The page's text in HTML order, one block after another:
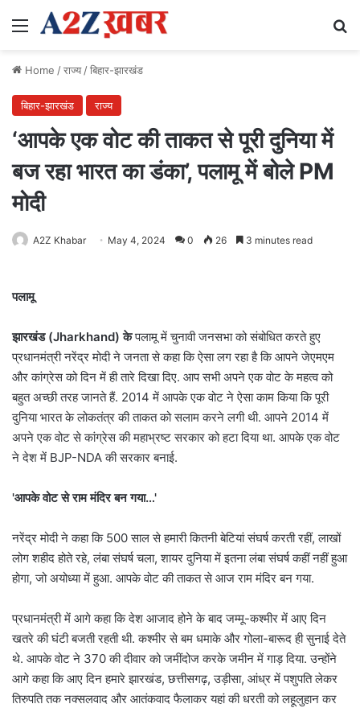
Menu
Home /राज्य/बिहार-झारखंड
बिहार-झारखंड राज्य
‘आपके एक वोट की ताकत से पूरी दुनिया में
बज रहा भारत का डंका’, पलामू में बोले PM
मोदी
A2Z Khabar May 4, 2024 0 26 3 minutes read
पलामू
झारखंड (Jharkhand) केपलामू में चुनावी जनसभा को संबोधित करते हुए
प्रधानमंत्री नरेंद्र मोदी ने जनता से कहा कि ऐसा लग रहा है कि आपने जेएमएम
और कांग्रेस को दिन में ही तारे दिखा दिए. आप सभी अपने एक वोट के महत्व को
बहुत अच्छी तरह जानते हैं. 2014 में आपके एक वोट ने ऐसा काम किया कि पूरी
दुनिया भारत के लोकतंत्र की ताकत को सलाम करने लगी थी. आपने 2014 में
अपने एक वोट से कांग्रेस की महाभ्रष्ट सरकार को हटा दिया था. आपके एक वोट
ने देश में BJP-NDA की सरकार बनाई.
'आपके वोट से राम मंदिर बन गया…'
नरेंद्र मोदी ने कहा कि 500 साल से हमारी कितनी बेटियां संघर्ष करती रहीं, लाखों
लोग शहीद होते रहे, लंबा संघर्ष चला, शायर दुनिया में इतना लंबा संघर्ष कहीं नहीं हुआ
होगा, जो अयोध्या में हुआ. आपके वोट की ताकत से आज राम मंदिर बन गया.
प्रधानमंत्री में आगे कहा कि देश आजाद होने के बाद जम्मू-कश्मीर में आए दिन
खतरे की घंटी बजती रहती थी. कश्मीर से बम धमाके और गोला-बारूद ही सुनाई देते
थे. आपके वोट ने 370 की दीवार को जमींदोज करके जमीन में गाड़ दिया. उन्होंने
आगे कहा कि आए दिन हमारे झारखंड, छत्तीसगढ़, उड़ीसा, आंध्र में पशुपति लेकर
तिरुपति तक नक्सलवाद और आतंकवाद फैलाकर यहां की धरती को लहूलुहान कर